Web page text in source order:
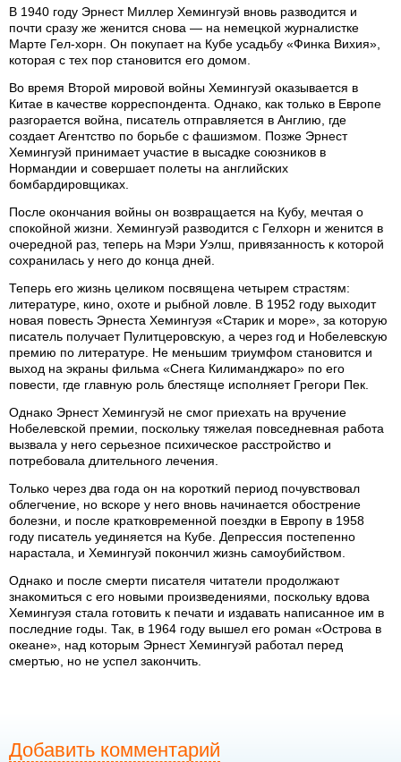
В 1940 году Эрнест Миллер Хемингуэй вновь разводится и
почти сразу же женится снова — на немецкой журналистке
Марте Гел-хорн. Он покупает на Кубе усадьбу «Финка Вихия»,
которая с тех пор становится его домом.
Во время Второй мировой войны Хемингуэй оказывается в
Китае в качестве корреспондента. Однако, как только в Европе
разгорается война, писатель отправляется в Англию, где
создает Агентство по борьбе с фашизмом. Позже Эрнест
Хемингуэй принимает участие в высадке союзников в
Нормандии и совершает полеты на английских
бомбардировщиках.
После окончания войны он возвращается на Кубу, мечтая о
спокойной жизни. Хемингуэй разводится с Гелхорн и женится в
очередной раз, теперь на Мэри Уэлш, привязанность к которой
сохранилась у него до конца дней.
Теперь его жизнь целиком посвящена четырем страстям:
литературе, кино, охоте и рыбной ловле. В 1952 году выходит
новая повесть Эрнеста Хемингуэя «Старик и море», за которую
писатель получает Пулитцеровскую, а через год и Нобелевскую
премию по литературе. Не меньшим триумфом становится и
выход на экраны фильма «Снега Килиманджаро» по его
повести, где главную роль блестяще исполняет Грегори Пек.
Однако Эрнест Хемингуэй не смог приехать на вручение
Нобелевской премии, поскольку тяжелая повседневная работа
вызвала у него серьезное психическое расстройство и
потребовала длительного лечения.
Только через два года он на короткий период почувствовал
облегчение, но вскоре у него вновь начинается обострение
болезни, и после кратковременной поездки в Европу в 1958
году писатель уединяется на Кубе. Депрессия постепенно
нарастала, и Хемингуэй покончил жизнь самоубийством.
Однако и после смерти писателя читатели продолжают
знакомиться с его новыми произведениями, поскольку вдова
Хемингуэя стала готовить к печати и издавать написанное им в
последние годы. Так, в 1964 году вышел его роман «Острова в
океане», над которым Эрнест Хемингуэй работал перед
смертью, но не успел закончить.
Добавить комментарий